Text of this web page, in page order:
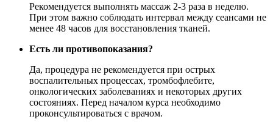
Рекомендуется выполнять массаж 2-3 раза в неделю.
При этом важно соблюдать интервал между сеансами не
менее 48 часов для восстановления тканей.
Есть ли противопоказания?
Да, процедура не рекомендуется при острых
воспалительных процессах, тромбофлебите,
онкологических заболеваниях и некоторых других
состояниях. Перед началом курса необходимо
проконсультироваться с врачом.